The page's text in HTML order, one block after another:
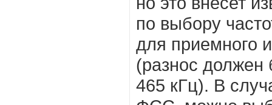
по выбору
для приемного
(разнос должен
465 кГц). В